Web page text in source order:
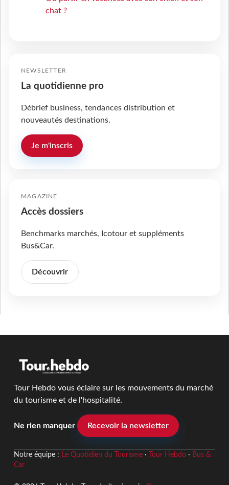
chat ?
NEWSLETTER
La quotidienne pro
Débrief business, tendances distribution et
nouveautés destinations.
Je m'inscris
MAGAZINE
Accès dossiers
Benchmarks marchés, Icotour et suppléments
Bus&Car.
Découvrir
Tour Hebdo vous éclaire sur les mouvements du marché
du tourisme et de l'hospitalité.
Ne rien manquer Recevoir la newsletter
Notre équipe : Le Quotidien du Tourisme· Tour Hebdo· Bus &
Car